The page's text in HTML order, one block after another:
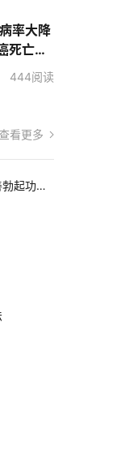
率大降
死亡人
444阅读
查看更多
起功能